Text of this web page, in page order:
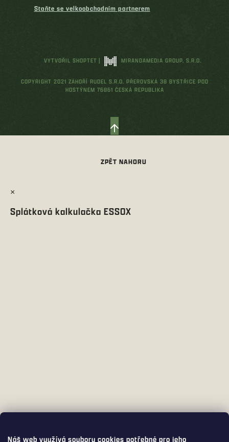
Náš web využívá soubory cookies potřebné pro jeho
Staňte se velkoobchodním partnerem
VYTVOŘIL SHOPTET | MIRANDAMEDIA GROUP, S.R.O.
COPYRIGHT 2021 ZÁHOŘÍ RUDEL S.R.O. PŘEROVSKÁ 38 BYSTŘICE POD
HOSTÝNEM 76861 ČESKÁ REPUBLIKA
×
Splátková kalkulačka ESSOX